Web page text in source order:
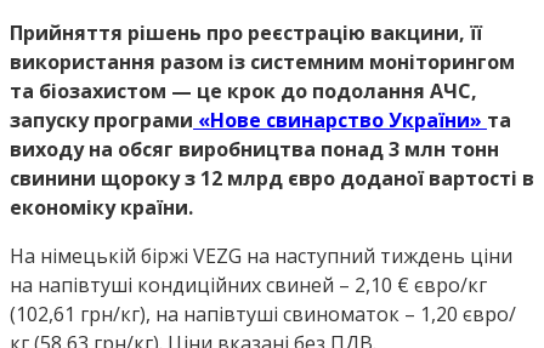
Прийняття рішень про реєстрацію вакцини, її
використання разом із системним моніторингом
та біозахистом — це крок до подолання АЧС,
запуску програми «Нове свинарство України» та
виходу на обсяг виробництва понад 3 млн тонн
свинини щороку з 12 млрд євро доданої вартості в
економіку країни.
На німецькій біржі VEZG на наступний тиждень ціни
на напівтуші кондиційних свиней – 2,10 € євро/кг
(102,61 грн/кг), на напівтуші свиноматок – 1,20 євро/